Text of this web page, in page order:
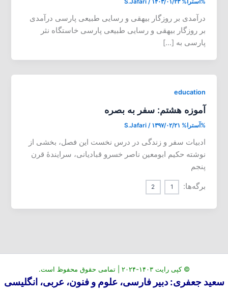
%آسترا% S.Jafari / ۱۴۰۳/۰۱/۲۳
درآمدی بر روزگار بیهقی و رسایی طبیعی پارسی درآمدی
بر روزگار بیهقی و رسایی طبیعی پارسی خاستگاه نثر
پارسی به […]
education
آموزه هشتم: سفر به بصره
%آسترا% S.Jafari / ۱۳۹۷/۰۲/۲۱
ادبیات سفر و زندگی در درس نخست این فصل، بخشی از
نوشته حکیم ابومعین ناصر خسرو قبادیانی، سرایندۀ قرن
پنجم
برگه‌ها: 1
2
© کپی رایت ۱۴۰۳-۲۰۲۴ | تمامی حقوق محفوظ است.
سعید جعفری: دبیر فارسی، علوم و فنون، عربی، انگلیسی